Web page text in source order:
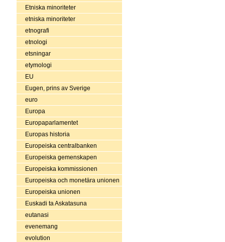
Etniska minoriteter
etniska minoriteter
etnografi
etnologi
etsningar
etymologi
EU
Eugen, prins av Sverige
euro
Europa
Europaparlamentet
Europas historia
Europeiska centralbanken
Europeiska gemenskapen
Europeiska kommissionen
Europeiska och monetära unionen
Europeiska unionen
Euskadi ta Askatasuna
eutanasi
evenemang
evolution